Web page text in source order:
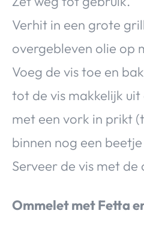
Verhit in een grote
overgebleven olie op
Voeg de vis toe en
tot de vis makkelijk
met een vork in prikt
binnen nog een
Serveer de vis met de
Ommelet met Fetta